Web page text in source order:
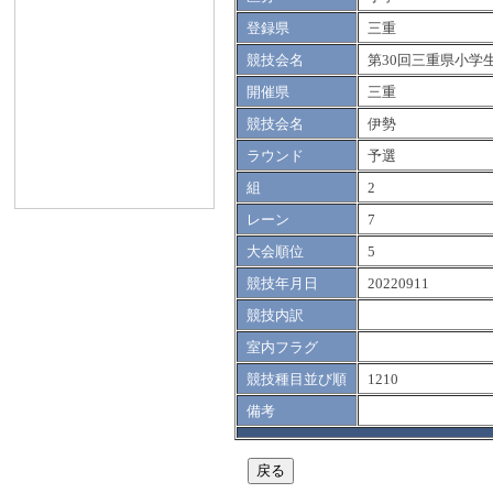
登録県
三重
競技会名
第30回三重県小学
開催県
三重
競技会名
伊勢
ラウンド
予選
組
2
レーン
7
大会順位
5
競技年月日
20220911
競技内訳
室内フラグ
競技種目並び順
1210
備考